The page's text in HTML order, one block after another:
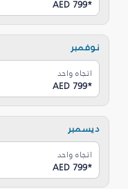
AED 799*
نوفمبر
اتجاه واحد
AED 799*
ديسمبر
اتجاه واحد
AED 799*